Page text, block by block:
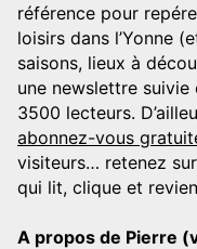
référence pour
loisirs dans l’Yonne
saisons, lieux à
une newslettre
3500 lecteurs.
abonnez-vous
visiteurs… retenez
qui lit, clique et
A propos de Pierre